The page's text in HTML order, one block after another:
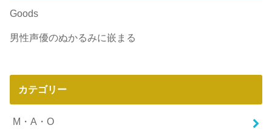
Goods
男性声優のぬかるみに嵌まる
カテゴリー
M・A・O